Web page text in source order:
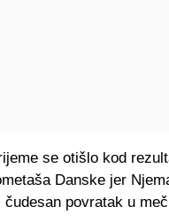
se otišlo kod
Danske jer
čudesan povratak u